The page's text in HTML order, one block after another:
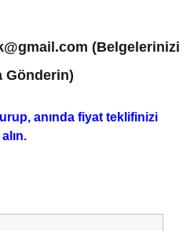
(Belgelerinizi
Gönderin)
anında fiyat teklifinizi
alın.